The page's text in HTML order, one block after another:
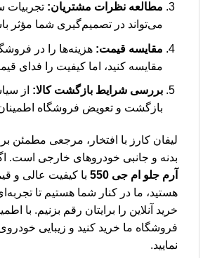
مطالعه نظرات مشتریان: تجربیات
می‌تواند در تصمیم‌گیری شما مؤثر
مقایسه قیمت: هزینه‌ها را در
مقایسه کنید، اما کیفیت را فدای
بررسی شرایط بازگشت کالا: از
بازگشت و تعویض فروشگاه
لیفان کارز با افتخار، مرجعی مطمئن
بدنه و جانبی خودروهای خارجی است.
آرم جلو ام جی 550
با کیفیت عالی و
هستید، ما در کنار شما هستیم تا
خرید آنلاین را برایتان رقم بزنیم. با
فروشگاه ما خرید کنید و زیبایی
نمایید.